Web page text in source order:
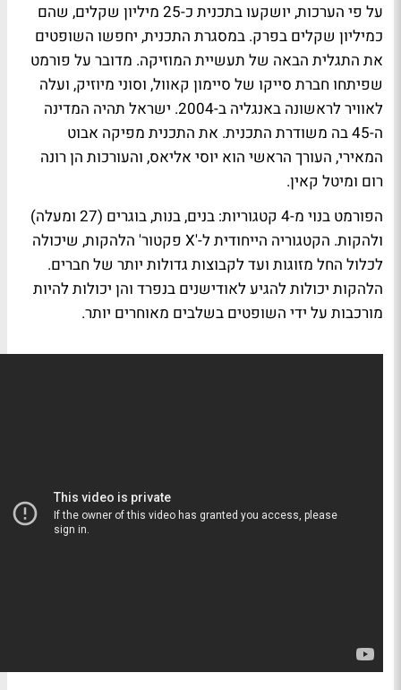
על פי הערכות, יושקעו בתכנית כ-25 מיליון שקלים, שהם
כמיליון שקלים בפרק. במסגרת התכנית, יחפשו השופטים
את התגלית הבאה של תעשיית המוזיקה. מדובר על פורמט
שפיתחו חברת סייקו של סיימון קאוול, וסוני מיוזיק, ועלה
לאוויר לראשונה באנגליה ב-2004. ישראל תהיה המדינה
ה-45 בה משודרת התכנית. את התכנית מפיקה
אבוט
המאירי, העורך הראשי הוא יוסי אליאס, והעורכות הן רונה
רום ומיטל קאין.
הפורמט בנוי מ-4 קטגוריות: בנים, בנות, בוגרים (27 ומעלה)
ולהקות. הקטגוריה הייחודית ל-'X פקטור' הלהקות, שיכולה
לכלול החל מזוגות ועד לקבוצות גדולות יותר של חברים.
הלהקות יכולות להגיע לאודישנים בנפרד והן יכולות להיות
מורכבות על ידי השופטים בשלבים מאוחרים יותר.